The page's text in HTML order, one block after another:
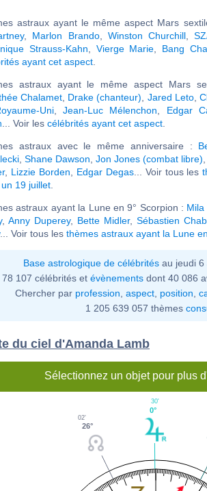
astraux ayant le même aspect Mars
, Marlon Brando, Winston Churchill ,
Strauss-Kahn
Vierge Marie Bang
ayant cet aspect
astraux ayant le même aspect Mars
Chalamet Drake (chanteur) Jared Leto,
Uni ,Jean-Luc Mélenchon Edgar
... Voir les célébrités ayant cet aspect
astraux avec le même anniversaire :
Shane Dawson Jon Jones (combat libre)
, Lizzie Borden Edgar Degas... Voir tous les
19 juillet
astraux ayant la Lune en 9° Scorpion : Mila
, Anny Duperey, Bette Midler, Sébastien
... Voir tous les thèmes astraux ayant la Lune
Base astrologique de célébritésau jeudi 6
78 107 célébrités et évènements dont 40 086
Chercher par profession aspect position
1 205 639 057 thèmes
du ciel d'Amanda Lamb
Sélectionnez un objet pour plus
0°
30'
26°
02'